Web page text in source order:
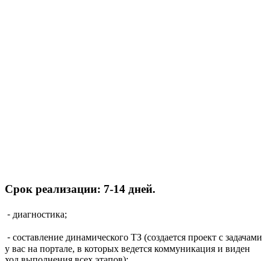
Срок реализации: 7-14 дней.
⁃ диагностика;
⁃ составление динамического ТЗ (создается проект с задачами
у вас на портале, в которых ведется коммуникация и виден